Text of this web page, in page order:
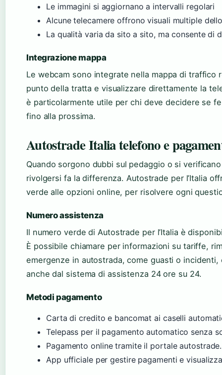
Le immagini si aggiornano a intervalli regolari
Alcune telecamere offrono visuali multiple
La qualità varia da sito a sito, ma consente di
Integrazione mappa
Le webcam sono integrate nella mappa di traffico
punto della tratta e visualizzare direttamente la
è particolarmente utile per chi deve decidere se
fino alla prossima.
Autostrade Italia telefono e
Quando sorgono dubbi sul pedaggio o si
rivolgersi fa la differenza. Autostrade per l’Italia
verde alle opzioni online, per risolvere ogni
Numero assistenza
Il numero verde di Autostrade per l’Italia è
È possibile chiamare per informazioni su tariffe,
emergenze in autostrada, come guasti o
anche dal sistema di assistenza 24 ore su 24.
Metodi pagamento
Carta di credito e bancomat ai caselli
Telepass per il pagamento automatico senza
Pagamento online tramite il portale
App ufficiale per gestire pagamenti e